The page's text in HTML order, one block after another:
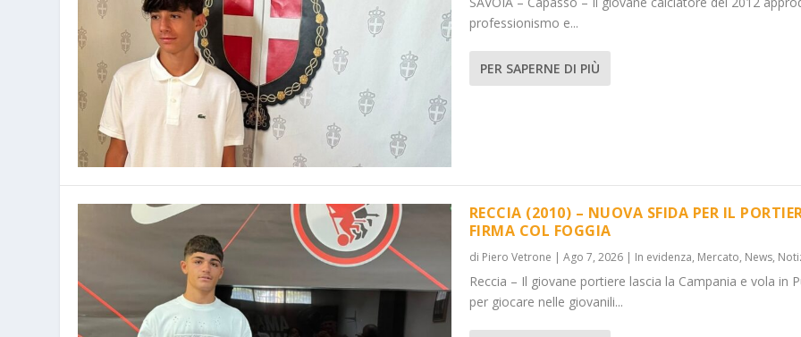
professionismo e...
PER SAPERNE DI PIÙ
RECCIA (2010) – NUOVA SFIDA PER IL
FIRMA COL FOGGIA
di Piero Vetrone | Ago 7, 2026| In evidenza, Mercato, News,
Reccia – Il giovane portiere lascia la Campania e vola in
per giocare nelle giovanili...